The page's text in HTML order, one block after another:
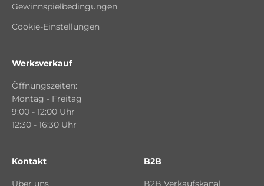
Gewinnspielbedingungen
Cookie-Einstellungen
Werksverkauf
Öffnungszeiten:
Montag - Freitag
9:00 - 12:00 Uhr
12:30 - 16:30 Uhr
Kontakt
Über uns
B2B
B2B Verkaufskanal